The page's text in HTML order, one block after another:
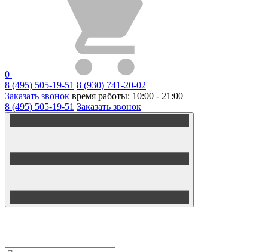
0
8 (495) 505-19-51 8 (930) 741-20-02
Заказать звонок время работы: 10:00 - 21:00
8 (495) 505-19-51 Заказать звонок